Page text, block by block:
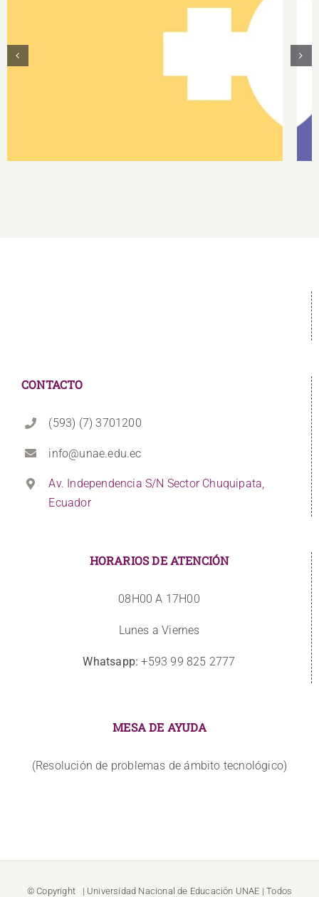
DOCENTES
CONTACTO
(593) (7) 3701200
info@unae.edu.ec
Av. Independencia S/N Sector Chuquipata,
Ecuador
HORARIOS DE ATENCIÓN
08H00 A 17H00
Lunes a Viernes
Whatsapp: +593 99 825 2777
MESA DE AYUDA
(Resolución de problemas de ámbito tecnológico)
© Copyright | Universidad Nacional de Educación UNAE | Todos